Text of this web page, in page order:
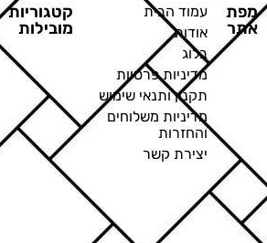
מפת
אתר
עמוד הבית
אודות
בלוג
מדיניות פרטיות
תקנון ותנאי שימוש
מדיניות משלוחים
והחזרות
יצירת קשר
קטגוריות
מובילות